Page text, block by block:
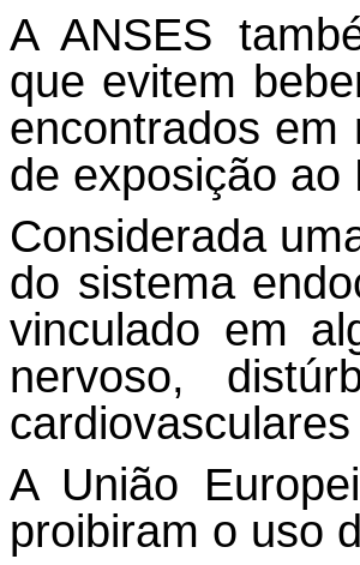
A ANSES
que evitem
encontrados em
de exposição ao
Considerada
do sistema
vinculado em
nervoso,
A União
proibiram o uso